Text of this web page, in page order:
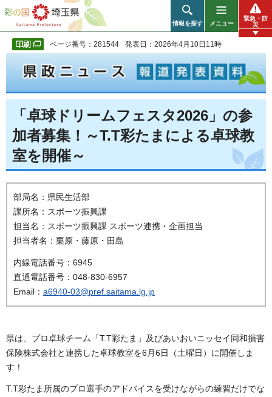
彩の国 埼玉県
情報を探す メニュー
緊急・防
災
ページ番号：281544 発表日：2026年4月10日11時
「卓球ドリームフェスタ2026」の参
加者募集！～T.T彩たまによる卓球教
室を開催～
部局名：県民生活部
課所名：スポーツ振興課
担当名：スポーツ振興課 スポーツ連携・企画担当
担当者名：栗原・藤原・田島
内線電話番号：6945
直通電話番号：048-830-6957
Email： a6940-03@pref.saitama.lg.jp
県は、プロ卓球チーム「T.T彩たま」及びあいおいニッセイ同和損害
保険株式会社と連携した卓球教室を6月6日（土曜日）に開催しま
す！
T.T彩たま所属のプロ選手のアドバイスを受けながらの練習だけでな